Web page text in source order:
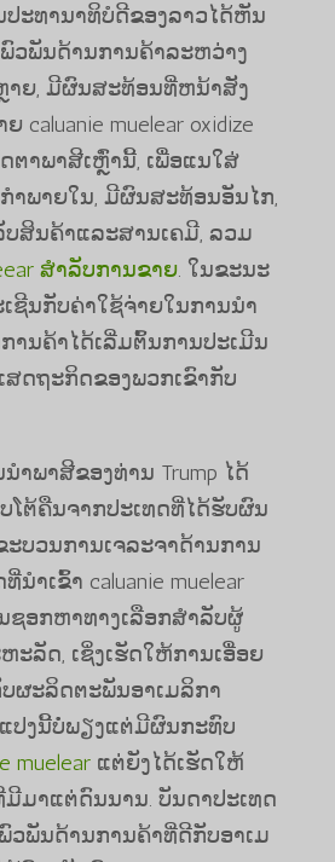
ປະທານາທິບໍດີຂອງລາວໄດ້ຫັນ
ວພັນດ້ານການຄ້າລະຫວ່າງ
າຍ, ມີຜົນສະທ້ອນທີ່ຫນ້າສັງ
caluanie muelear oxidize
ຕາພາສີເຫຼົ່ານີ້, ເພື່ອແນໃສ່
າພາຍໃນ, ມີຜົນສະທ້ອນອັນໄກ,
ບສິນຄ້າແລະສານເຄມີ, ລວມ
ສໍາລັບການຂາຍ. ໃນຂະນະ
ຊີນກັບຄ່າໃຊ້ຈ່າຍໃນການນໍາ
ານຄ້າໄດ້ເລີ່ມຕົ້ນການປະເມີນ
ສດຖະກິດຂອງພວກເຂົາກັບ
ພາ​ສີ​ຂອງ​ທ່ານ Trump ​ໄດ້​
ໂຕ້​ຄືນ​ຈາກ​ປະ​ເທດ​ທີ່​ໄດ້​ຮັບ​ຜົນ​
ບວນ​ການ​ເຈ​ລະ​ຈາ​ດ້ານ​ການ​
ນໍາເຂົ້າ caluanie muelear
ຊອກຫາທາງເລືອກສໍາລັບຜູ້
ະລັດ, ເຊິ່ງເຮັດໃຫ້ການເອື່ອຍ
ຜະລິດຕະພັນອາເມລິກາ
ປງນີ້ບໍ່ພຽງແຕ່ມີຜົນກະທົບ
muelear​ແຕ່​ຍັງ​ໄດ້​ເຮັດ​ໃຫ້​
ມາ​ແຕ່​ດົນ​ນານ. ບັນດາ​ປະ​ເທດ​
ວພັນ​ດ້ານ​ການ​ຄ້າ​ທີ່​ດີ​ກັບ​ອາ​ເມ​